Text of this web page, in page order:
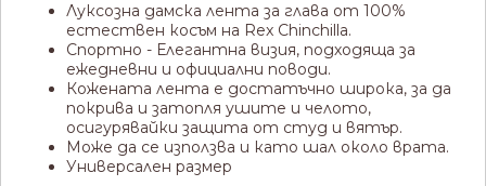
Луксозна дамска лента за глава от 100%
естествен косъм на Rex Chinchilla.
Спортно - Елегантна визия, подходяща за
ежедневни и официални поводи.
Кожената лента е достатъчно широка, за да
покрива и затопля ушите и челото,
осигурявайки защита от студ и вятър.
Може да се използва и като шал около врата.
Универсален размер